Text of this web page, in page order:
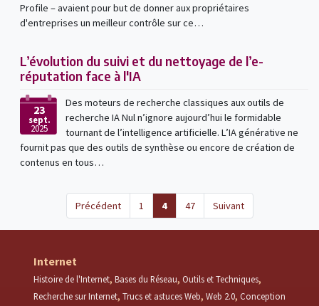
Profile – avaient pour but de donner aux propriétaires
d'entreprises un meilleur contrôle sur ce…
L’évolution du suivi et du nettoyage de l’e-
réputation face à l'IA
23
sept.
2025
Des moteurs de recherche classiques aux outils de
recherche IA Nul n’ignore aujourd’hui le formidable
tournant de l’intelligence artificielle. L’IA générative ne
fournit pas que des outils de synthèse ou encore de création de
contenus en tous…
Précédent 1 4(current)
47 Suivant
Internet
Histoire de l'Internet Bases du Réseau Outils et Techniques
Recherche sur Internet Trucs et astuces Web Web 2.0 Conception